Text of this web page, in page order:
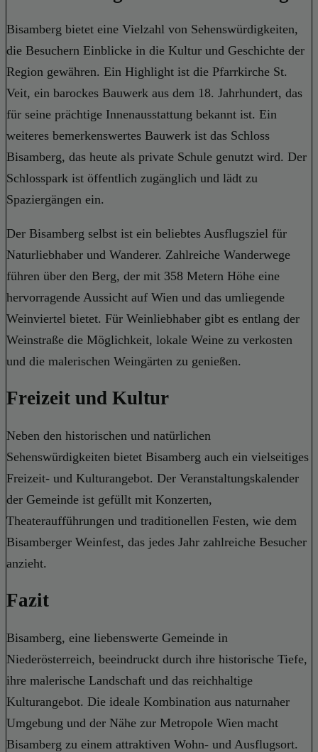
Bisamberg bietet eine Vielzahl von Sehenswürdigkeiten,
die Besuchern Einblicke in die Kultur und Geschichte der
Region gewähren. Ein Highlight ist die Pfarrkirche St.
Veit, ein barockes Bauwerk aus dem 18. Jahrhundert, das
für seine prächtige Innenausstattung bekannt ist. Ein
weiteres bemerkenswertes Bauwerk ist das Schloss
Bisamberg, das heute als private Schule genutzt wird. Der
Schlosspark ist öffentlich zugänglich und lädt zu
Spaziergängen ein.
Der Bisamberg selbst ist ein beliebtes Ausflugsziel für
Naturliebhaber und Wanderer. Zahlreiche Wanderwege
führen über den Berg, der mit 358 Metern Höhe eine
hervorragende Aussicht auf Wien und das umliegende
Weinviertel bietet. Für Weinliebhaber gibt es entlang der
Weinstraße die Möglichkeit, lokale Weine zu verkosten
und die malerischen Weingärten zu genießen.
Freizeit und Kultur
Neben den historischen und natürlichen
Sehenswürdigkeiten bietet Bisamberg auch ein vielseitiges
Freizeit- und Kulturangebot. Der Veranstaltungskalender
der Gemeinde ist gefüllt mit Konzerten,
Theateraufführungen und traditionellen Festen, wie dem
Bisamberger Weinfest, das jedes Jahr zahlreiche Besucher
anzieht.
Fazit
Bisamberg, eine liebenswerte Gemeinde in
Niederösterreich, beeindruckt durch ihre historische Tiefe,
ihre malerische Landschaft und das reichhaltige
Kulturangebot. Die ideale Kombination aus naturnaher
Umgebung und der Nähe zur Metropole Wien macht
Bisamberg zu einem attraktiven Wohn- und Ausflugsort.